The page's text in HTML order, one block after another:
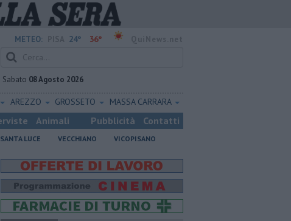
METEO: 24° 36°
Sabato 08 Agosto 2026
AREZZO GROSSETO MASSA CARRARA
Animali Pubblicità Contatti
SANTA LUCE VECCHIANO VICOPISANO